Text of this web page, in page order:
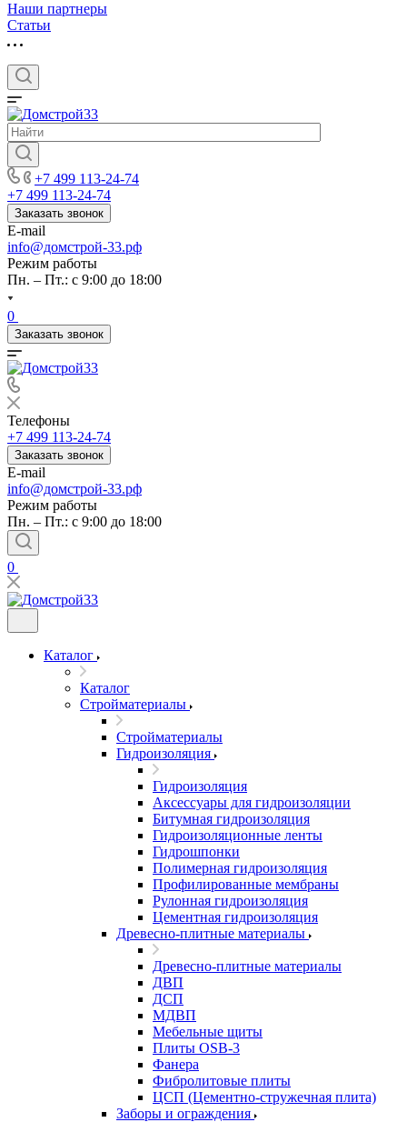
Наши партнеры
Статьи
+7 499 113-24-74
+7 499 113-24-74
Заказать звонок
E-mail
info@домстрой-33.рф
Режим работы
Пн. – Пт.: с 9:00 до 18:00
0
Заказать звонок
Телефоны
+7 499 113-24-74
Заказать звонок
E-mail
info@домстрой-33.рф
Режим работы
Пн. – Пт.: с 9:00 до 18:00
0
Каталог
Каталог
Стройматериалы
Стройматериалы
Гидроизоляция
Гидроизоляция
Аксессуары для гидроизоляции
Битумная гидроизоляция
Гидроизоляционные ленты
Гидрошпонки
Полимерная гидроизоляция
Профилированные мембраны
Рулонная гидроизоляция
Цементная гидроизоляция
Древесно-плитные материалы
Древесно-плитные материалы
ДВП
ДСП
МДВП
Мебельные щиты
Плиты OSB-3
Фанера
Фибролитовые плиты
ЦСП (Цементно-стружечная плита)
Заборы и ограждения